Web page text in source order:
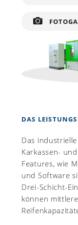
DAS
Das
Karkassen-
Features, wie
und Software
Drei-Schicht-
können